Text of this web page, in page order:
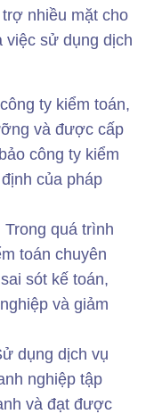
nhiều mặt cho
việc sử dụng dịch
ty kiểm toán,
và được cấp
công ty kiểm
của pháp
Trong quá trình
toán chuyên
sót kế toán,
và giảm
dụng dịch vụ
nghiệp tập
và đạt được